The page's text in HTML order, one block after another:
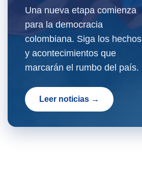
Una nueva etapa comienza
para la democracia
colombiana. Siga los hechos
y acontecimientos que
marcarán el rumbo del país.
Leer noticias →